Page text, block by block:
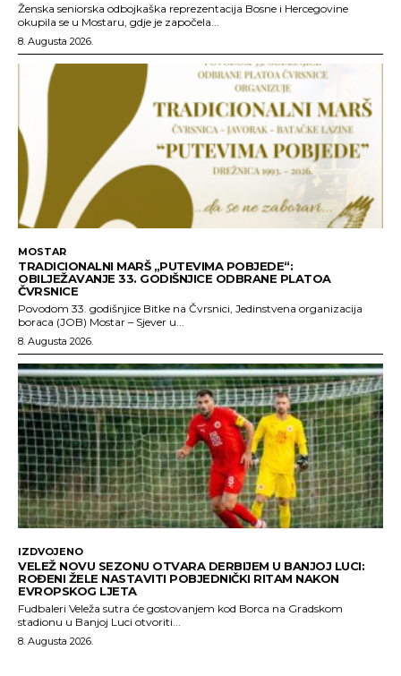
Ženska seniorska odbojkaška reprezentacija Bosne i Hercegovine
okupila se u Mostaru, gdje je započela...
8. Augusta 2026.
MOSTAR
TRADICIONALNI MARŠ „PUTEVIMA POBJEDE“:
OBILJEŽAVANJE 33. GODIŠNJICE ODBRANE PLATOA
ČVRSNICE
Povodom 33. godišnjice Bitke na Čvrsnici, Jedinstvena organizacija
boraca (JOB) Mostar – Sjever u...
8. Augusta 2026.
IZDVOJENO
VELEŽ NOVU SEZONU OTVARA DERBIJEM U BANJOJ LUCI:
ROĐENI ŽELE NASTAVITI POBJEDNIČKI RITAM NAKON
EVROPSKOG LJETA
Fudbaleri Veleža sutra će gostovanjem kod Borca na Gradskom
stadionu u Banjoj Luci otvoriti...
8. Augusta 2026.